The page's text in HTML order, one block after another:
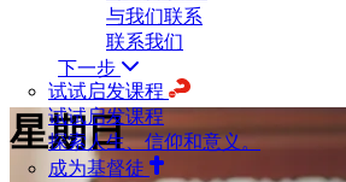
与我们联系
联系我们
下一步
试试启发课程
试试启发课程
探索人生、信仰和意义。
成为基督徒
星期日